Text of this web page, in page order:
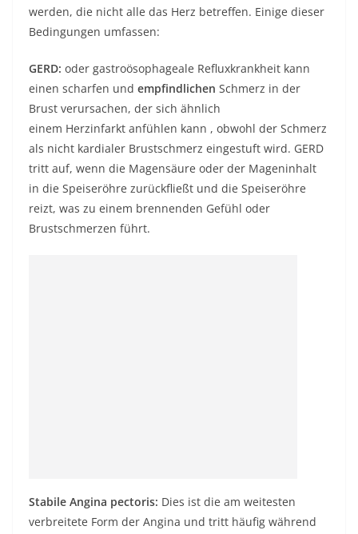
werden, die nicht alle das Herz betreffen. Einige dieser
Bedingungen umfassen:
GERD: oder gastroösophageale Refluxkrankheit kann
einen scharfen und empfindlichen Schmerz in der
Brust verursachen, der sich ähnlich
einem Herzinfarkt anfühlen kann , obwohl der Schmerz
als nicht kardialer Brustschmerz eingestuft wird. GERD
tritt auf, wenn die Magensäure oder der Mageninhalt
in die Speiseröhre zurückfließt und die Speiseröhre
reizt, was zu einem brennenden Gefühl oder
Brustschmerzen führt.
Stabile Angina pectoris: Dies ist die am weitesten
verbreitete Form der Angina und tritt häufig während